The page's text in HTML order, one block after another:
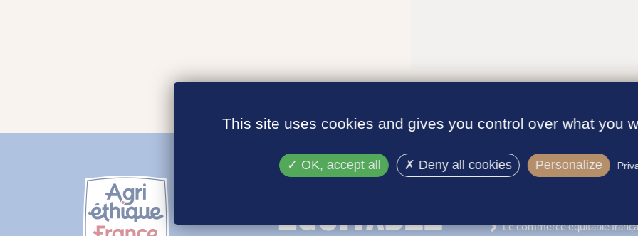
Le commerce équitable
This site uses cookies and gives you control over what you
OK, accept all Deny all cookies Personalize